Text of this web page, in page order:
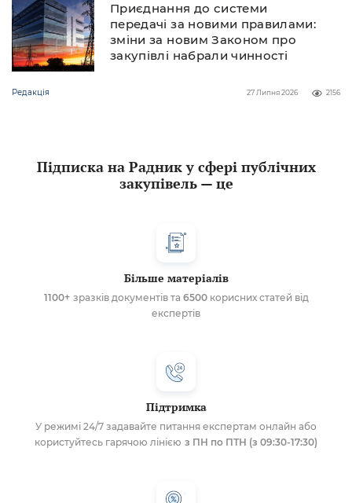
Приєднання до системи
передачі за новими правилами:
зміни за новим Законом про
закупівлі набрали чинності
Редакція 2156
27 Липня 2026
Підписка на Радник у сфері публічних
закупівель — це
Більше матеріалів
1100+ зразків документів та 6500корисних статей від
експертів
Підтримка
У режимі 24/7 задавайте питання експертам онлайн або
користуйтесь гарячою лінією з ПН по ПТН (з 09:30-17:30)